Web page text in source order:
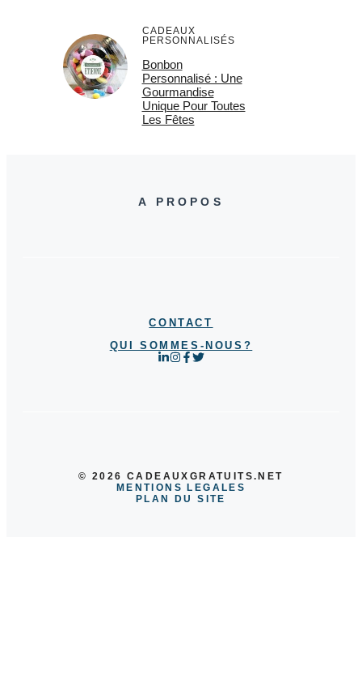
CADEAUX
PERSONNALISÉS
Bonbon
Personnalisé : Une
Gourmandise
Unique Pour Toutes
Les Fêtes
A PROPOS
CONTACT
QUI SOMMES-NOUS?
© 2026 CADEAUXGRATUITS.NET
MENTIONS LEGALES
PLAN DU SITE